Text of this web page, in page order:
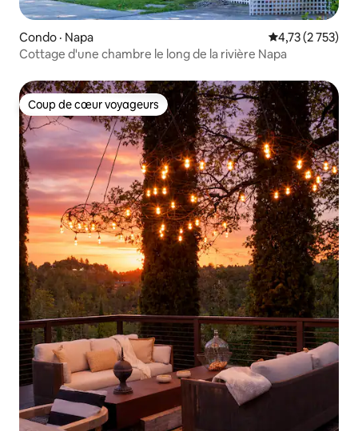
Condo · Napa Note moyenne
4,73 (2 753)
Cottage d'une chambre le long de la rivière Napa
Coup de cœur voyageurs
Coup de cœur voyageurs